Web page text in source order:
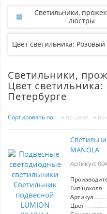
Светильники,
люстры
Цвет светильника: Розовый
Светильники,
Цвет
Петербурге
Сортировать по: по цене по
MANOLA
Артикул:
Тип цоколя
Артикул
Цвет